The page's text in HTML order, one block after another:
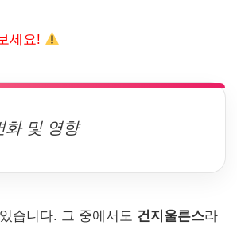
세요!
화 및 영향
습니다. 그 중에서도 건지울른스라